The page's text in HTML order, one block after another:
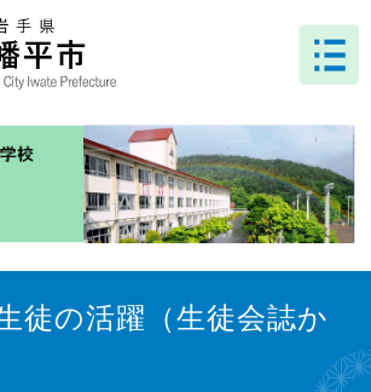
徒の活躍（生徒会誌か